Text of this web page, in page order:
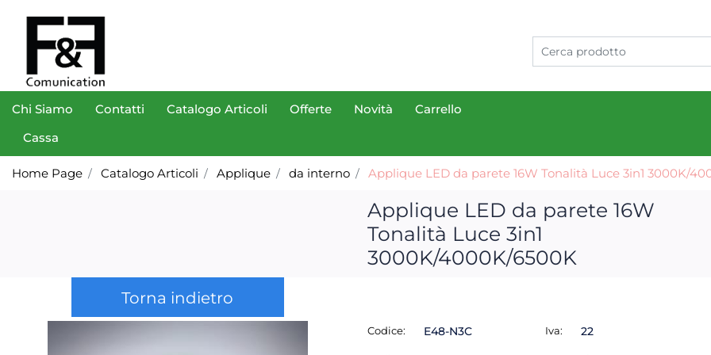
Chi Siamo Contatti Catalogo Articoli Offerte Novità
Carrello
Cassa
Home Page Catalogo Articoli Applique da interno Applique LED da parete 16W Tonalità Luce 3in1 3000K/
Torna indietro
Applique LED da parete 16W
Tonalità Luce 3in1
3000K/4000K/6500K
Codice: E48-N3C Iva: 22